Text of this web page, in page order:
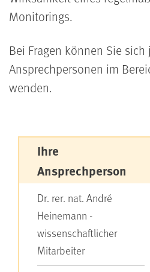
Monitorings.
Bei Fragen können Sie
Ansprechpersonen im
wenden.
Ihre
Ansprechperson
Dr. rer. nat. André
Heinemann -
wissenschaftlicher
Mitarbeiter